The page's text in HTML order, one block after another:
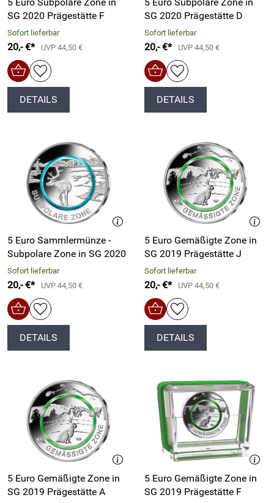
SG 2020 Prägestätte F
Sofort lieferbar
20,- €* UVP 44,50 €
DETAILS
SG 2020 Prägestätte D
Sofort lieferbar
20,- €* UVP 44,50 €
DETAILS
5 Euro Sammlermünze -
Subpolare Zone in SG 2020
Sofort lieferbar
20,- €* UVP 44,50 €
DETAILS
5 Euro Gemäßigte Zone in
SG 2019 Prägestätte J
Sofort lieferbar
20,- €* UVP 44,50 €
DETAILS
5 Euro Gemäßigte Zone in
SG 2019 Prägestätte A
5 Euro Gemäßigte Zone in
SG 2019 Prägestätte F